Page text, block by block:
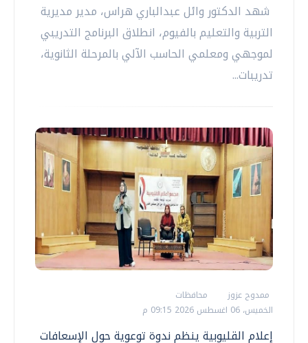
شهد الدكتور وائل عبدالباري هراس، مدير مديرية
التربية والتعليم بالفيوم، انطلاق البرنامج التدريبي
لموجهي ومعلمي الحاسب الآلي بالمرحلة الثانوية،
تدريبات...
ممدوح عزوز
محافظات
الخميس، 06 اغسطس 2026 09:15 م
إعلام القليوبية ينظم ندوة توعوية حول الإسعافات